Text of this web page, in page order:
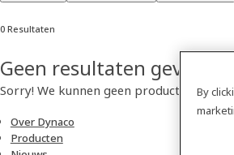
0 Resultaten
Geen resultaten gevonden
Sorry! We kunnen geen product vinden.
Over Dynaco
Producten
By